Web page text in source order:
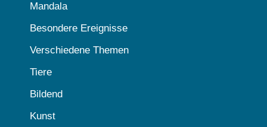
Mandala
Besondere Ereignisse
Verschiedene Themen
Tiere
Bildend
Kunst